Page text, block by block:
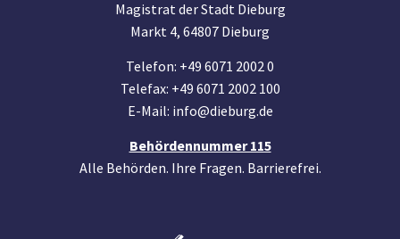
Magistrat der Stadt Dieburg
Markt 4, 64807 Dieburg
Telefon: +49 6071 2002 0
Telefax: +49 6071 2002 100
E-Mail: info@dieburg.de
Behördennummer 115
Alle Behörden. Ihre Fragen. Barrierefrei.